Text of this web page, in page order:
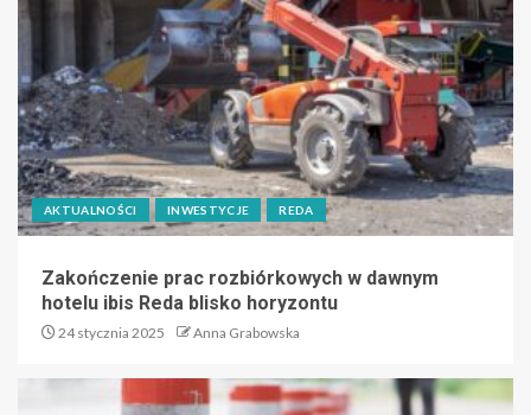
AKTUALNOŚCI INWESTYCJE REDA
Zakończenie prac rozbiórkowych w dawnym
hotelu ibis Reda blisko horyzontu
24 stycznia 2025 Anna Grabowska